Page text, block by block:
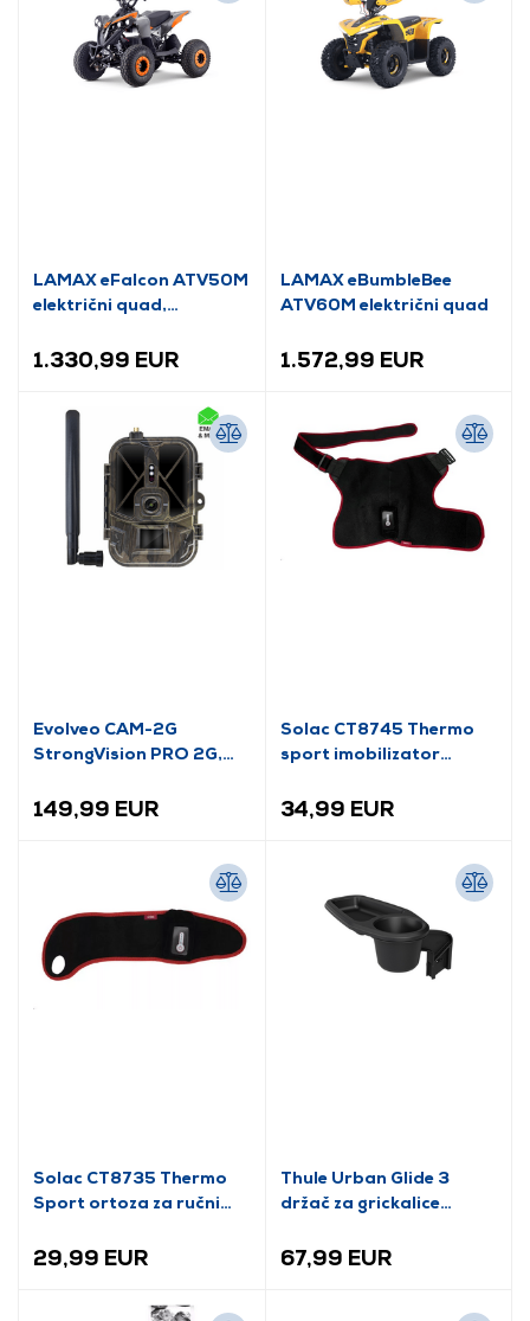
LAMAX eFalcon ATV50M
električni quad,
1.330,99 EUR
LAMAX eBumbleBee
ATV60M električni quad
1.572,99 EUR
Evolveo CAM-2G
StrongVision PRO 2G,
divlje životinje za
149,99 EUR
Solac CT8745 Thermo
sport imobilizator
34,99 EUR
Solac CT8735 Thermo
Sport ortoza za ručni
29,99 EUR
Thule Urban Glide 3
držač za grickalice
67,99 EUR